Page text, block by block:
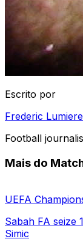
Escrito por
Frederic Lumiere
Football
Mais do
UEFA
Sabah FA seize
Simic